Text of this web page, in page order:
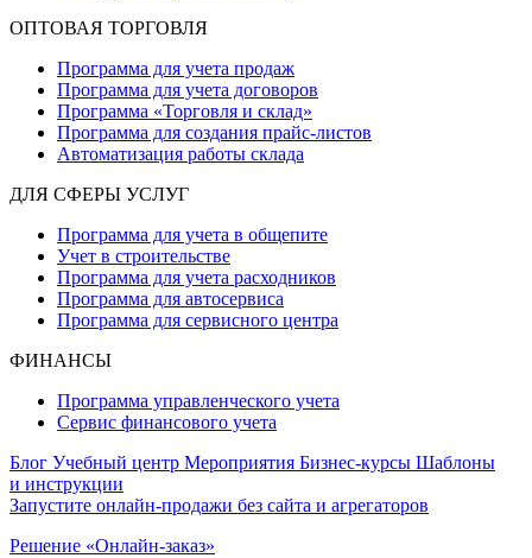
ОПТОВАЯ ТОРГОВЛЯ
Программа для учета продаж
Программа для учета договоров
Программа «Торговля и склад»
Программа для создания прайс‑листов
Автоматизация работы склада
ДЛЯ СФЕРЫ УСЛУГ
Программа для учета в общепите
Учет в строительстве
Программа для учета расходников
Программа для автосервиса
Программа для сервисного центра
ФИНАНСЫ
Программа управленческого учета
Сервис финансового учета
Блог Учебный центр Мероприятия Бизнес-курсы Шаблоны
и инструкции
Запустите онлайн-продажи без сайта и агрегаторов
Решение «Онлайн-заказ»